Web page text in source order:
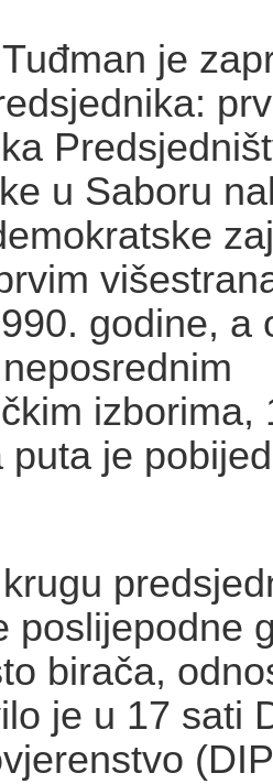
je
u Saboru
godine, a
izborima,
puta je
poslijepodne
birača,
je u 17 sati